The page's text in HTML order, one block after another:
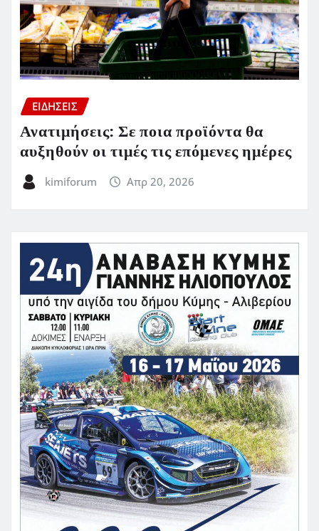
ΕΙΔΗΣΕΙΣ
Ανατιμήσεις: Σε ποια προϊόντα θα
αυξηθούν οι τιμές τις επόμενες ημέρες
kimiforum Απρ 20, 2026